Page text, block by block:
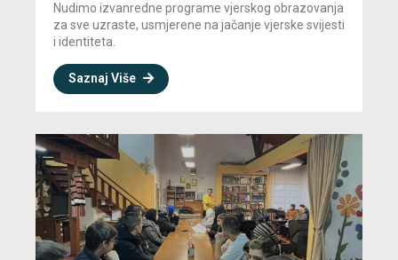
Nudimo izvanredne programe vjerskog obrazovanja
za sve uzraste, usmjerene na jačanje vjerske svijesti
i identiteta.
Saznaj Više